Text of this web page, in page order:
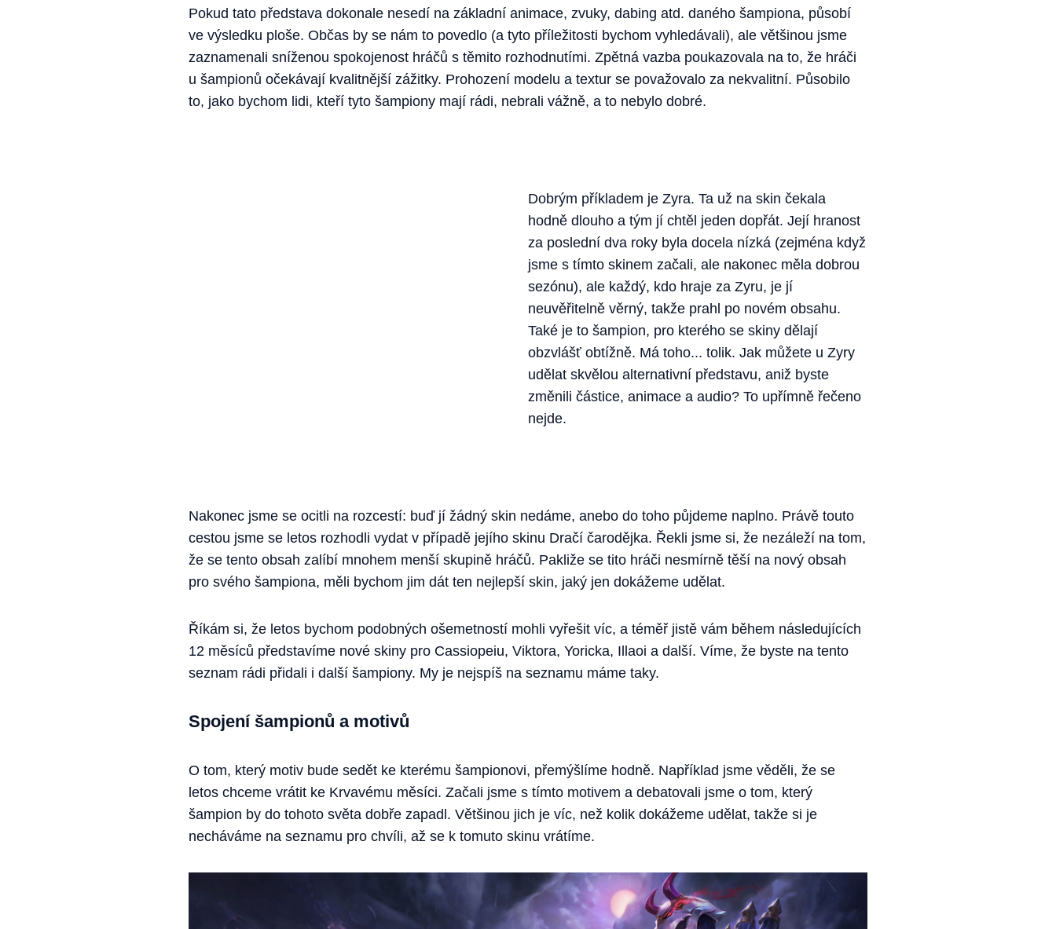
Pokud tato představa dokonale nesedí na základní animace, zvuky, dabing atd. daného šampiona, působí
ve výsledku ploše. Občas by se nám to povedlo (a tyto příležitosti bychom vyhledávali), ale většinou jsme
zaznamenali sníženou spokojenost hráčů s těmito rozhodnutími. Zpětná vazba poukazovala na to, že hráči
u šampionů očekávají kvalitnější zážitky. Prohození modelu a textur se považovalo za nekvalitní. Působilo
to, jako bychom lidi, kteří tyto šampiony mají rádi, nebrali vážně, a to nebylo dobré.
Dobrým příkladem je Zyra. Ta už na skin čekala
hodně dlouho a tým jí chtěl jeden dopřát. Její hranost
za poslední dva roky byla docela nízká (zejména když
jsme s tímto skinem začali, ale nakonec měla dobrou
sezónu), ale každý, kdo hraje za Zyru, je jí
neuvěřitelně věrný, takže prahl po novém obsahu.
Také je to šampion, pro kterého se skiny dělají
obzvlášť obtížně. Má toho... tolik. Jak můžete u Zyry
udělat skvělou alternativní představu, aniž byste
změnili částice, animace a audio? To upřímně řečeno
nejde.
Nakonec jsme se ocitli na rozcestí: buď jí žádný skin nedáme, anebo do toho půjdeme naplno. Právě touto
cestou jsme se letos rozhodli vydat v případě jejího skinu Dračí čarodějka. Řekli jsme si, že nezáleží na tom,
že se tento obsah zalíbí mnohem menší skupině hráčů. Pakliže se tito hráči nesmírně těší na nový obsah
pro svého šampiona, měli bychom jim dát ten nejlepší skin, jaký jen dokážeme udělat.
Říkám si, že letos bychom podobných ošemetností mohli vyřešit víc, a téměř jistě vám během následujících
12 měsíců představíme nové skiny pro Cassiopeiu, Viktora, Yoricka, Illaoi a další. Víme, že byste na tento
seznam rádi přidali i další šampiony. My je nejspíš na seznamu máme taky.
Spojení šampionů a motivů
O tom, který motiv bude sedět ke kterému šampionovi, přemýšlíme hodně. Například jsme věděli, že se
letos chceme vrátit ke Krvavému měsíci. Začali jsme s tímto motivem a debatovali jsme o tom, který
šampion by do tohoto světa dobře zapadl. Většinou jich je víc, než kolik dokážeme udělat, takže si je
necháváme na seznamu pro chvíli, až se k tomuto skinu vrátíme.